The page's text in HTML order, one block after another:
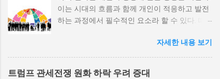
증가한다. 이와 같은 경우, 국민들은 정부에 대
한 불만을 느끼고, 체제 전복을 위해 무장 세력
역사적으로도 정치적 불안정성이 높은 국가에
서는 종종 내전이 발발했던 예가 많다. 이러한
비극적인 상황을 방지하기 위해서는 먼저 정치
이는 시대의 흐름과 함께 개인이 적응하고 발전
하는 과정에서 필수적인 요소라 할 수 있다. 따
탐구하는 것이 필요하다. 사회 변화의 의미와 구
조 사회 변화란 특정 사회의 구조, 문화, 가치관
등이 시간이 지남에 따라 변화하는 과정을 의미
자세한 내용 보기
트럼프 관세전쟁 원화 하락 우려 증대